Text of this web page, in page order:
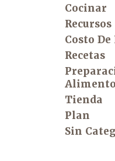
Cocinar
Recursos
Costo
Recetas
Tienda
Plan
Sin